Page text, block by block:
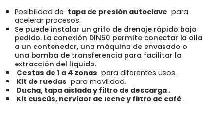
Posibilidad de tapa de presión autoclave para
acelerar procesos.
Se puede instalar un grifo de drenaje rápido bajo
pedido. La conexión DIN50 permite conectar la olla
a un contenedor, una máquina de envasado o
una bomba de transferencia para facilitar la
extracción del líquido.
Cestas de 1 a 4 zonas para diferentes usos.
Kit de ruedas para movilidad.
Ducha, tapa aislada y filtro de descarga .
Kit cuscús, hervidor de leche y filtro de café .